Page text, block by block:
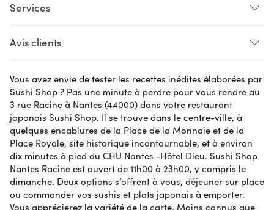
Loading...
Loading...
Services
SUR PLACE
Avis clients
Valerie S.le 29 octobre 2023 AVIS VÉRIFIÉ
Parfait
David I.le 29 octobre 2023 AVIS VÉRIFIÉ
Très bien
Florette L.le 28 octobre 2023 AVIS VÉRIFIÉ
Vous avez envie de tester les recettes inédites élaborées par
Sushi Shop ? Pas une minute à perdre pour vous rendre au
3 rue Racine à Nantes (44000) dans votre restaurant
japonais Sushi Shop. Il se trouve dans le centre-ville, à
quelques encablures de la Place de la Monnaie et de la
Place Royale, site historique incontournable, et à environ
dix minutes à pied du CHU Nantes -Hôtel Dieu. Sushi Shop
Nantes Racine est ouvert de 11h00 à 23h00, y compris le
dimanche. Deux options s’offrent à vous, déjeuner sur place
ou commander vos sushis et plats japonais à emporter.
Vous apprécierez la variété de la carte. Moins connus que